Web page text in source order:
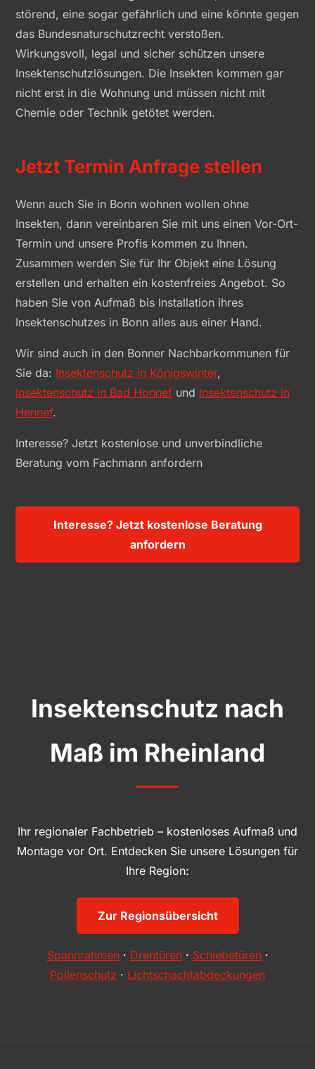
störend, eine sogar gefährlich und eine könnte gegen
das Bundesnaturschutzrecht verstoßen.
Wirkungsvoll, legal und sicher schützen unsere
Insektenschutzlösungen. Die Insekten kommen gar
nicht erst in die Wohnung und müssen nicht mit
Chemie oder Technik getötet werden.
Jetzt Termin Anfrage stellen
Wenn auch Sie in Bonn wohnen wollen ohne
Insekten, dann vereinbaren Sie mit uns einen Vor-Ort-
Termin und unsere Profis kommen zu Ihnen.
Zusammen werden Sie für Ihr Objekt eine Lösung
erstellen und erhalten ein kostenfreies Angebot. So
haben Sie von Aufmaß bis Installation ihres
Insektenschutzes in Bonn alles aus einer Hand.
Wir sind auch in den Bonner Nachbarkommunen für
Sie da: Insektenschutz in Königswinter,
Insektenschutz in Bad Honnef und Insektenschutz in
Hennef.
Interesse? Jetzt kostenlose und unverbindliche
Beratung vom Fachmann anfordern
Interesse? Jetzt kostenlose Beratung
anfordern
Insektenschutz nach
Maß im Rheinland
Ihr regionaler Fachbetrieb – kostenloses Aufmaß und
Montage vor Ort. Entdecken Sie unsere Lösungen für
Ihre Region:
Zur Regionsübersicht
Spannrahmen· Drehtüren· Schiebetüren·
Pollenschutz · Lichtschachtabdeckungen